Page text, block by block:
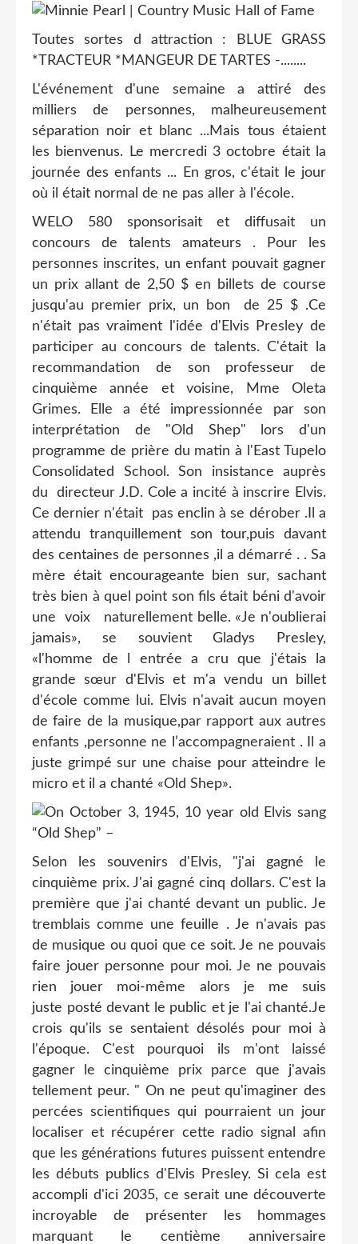
Toutes sortes d attraction : BLUE GRASS
*TRACTEUR *MANGEUR DE TARTES -........
L'événement d'une semaine a attiré des
milliers de personnes, malheureusement
séparation noir et blanc ...Mais tous étaient
les bienvenus. Le mercredi 3 octobre était la
journée des enfants ... En gros, c'était le jour
où il était normal de ne pas aller à l'école.
WELO 580 sponsorisait et diffusait un
concours de talents amateurs . Pour les
personnes inscrites, un enfant pouvait gagner
un prix allant de 2,50 $ en billets de course
jusqu'au premier prix, un bon de 25 $ .Ce
n'était pas vraiment l'idée d'Elvis Presley de
participer au concours de talents. C'était la
recommandation de son professeur de
cinquième année et voisine, Mme Oleta
Grimes. Elle a été impressionnée par son
interprétation de "Old Shep" lors d'un
programme de prière du matin à l'East Tupelo
Consolidated School. Son insistance auprès
du directeur J.D. Cole a incité à inscrire Elvis.
Ce dernier n'était pas enclin à se dérober .Il a
attendu tranquillement son tour,puis davant
des centaines de personnes ,il a démarré . . Sa
mère était encourageante bien sur, sachant
très bien à quel point son fils était béni d'avoir
une voix naturellement belle. «Je n'oublierai
jamais», se souvient Gladys Presley,
«l'homme de l entrée a cru que j'étais la
grande sœur d'Elvis et m'a vendu un billet
d'école comme lui. Elvis n'avait aucun moyen
de faire de la musique,par rapport aux autres
enfants ,personne ne l’accompagneraient . Il a
juste grimpé sur une chaise pour atteindre le
micro et il a chanté «Old Shep».
Selon les souvenirs d'Elvis, "j'ai gagné le
cinquième prix. J'ai gagné cinq dollars. C'est la
première que j'ai chanté devant un public. Je
tremblais comme une feuille . Je n'avais pas
de musique ou quoi que ce soit. Je ne pouvais
faire jouer personne pour moi. Je ne pouvais
rien jouer moi-même alors je me suis
juste posté devant le public et je l'ai chanté.Je
crois qu'ils se sentaient désolés pour moi à
l'époque. C'est pourquoi ils m'ont laissé
gagner le cinquième prix parce que j'avais
tellement peur. " On ne peut qu'imaginer des
percées scientifiques qui pourraient un jour
localiser et récupérer cette radio signal afin
que les générations futures puissent entendre
les débuts publics d'Elvis Presley. Si cela est
accompli d'ici 2035, ce serait une découverte
incroyable de présenter les hommages
marquant le centième anniversaire